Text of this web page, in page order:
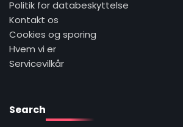
Politik for databeskyttelse
Kontakt os
Cookies og sporing
Hvem vi er
Servicevilkår
Search